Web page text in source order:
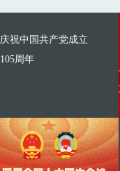
庆祝中国共产党成立
105周年